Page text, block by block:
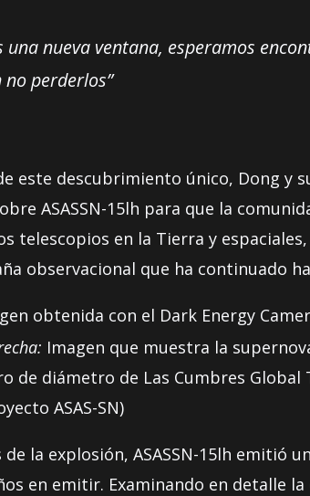
una nueva ventana, esperamos
perderlos”
este descubrimiento único, Dong y
ASASSN-15lh para que la
telescopios en la Tierra y
observacional que ha continuado
obtenida con el Dark Energy
Imagen que muestra la
diámetro de Las Cumbres Global
ASAS-SN)
la explosión, ASASSN-15lh emitió
en emitir. Examinando en detalle